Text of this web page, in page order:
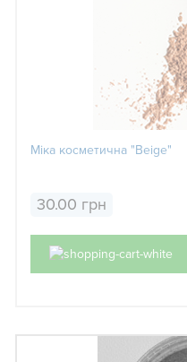
Міка косметична "Beige"
30.00 грн